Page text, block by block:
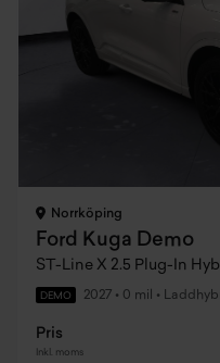
Norrköping
Ford Kuga Demo
ST-Line X 2.5 Plug-In
DEMO 2027 • 0 mil •
Pris
Inkl. moms